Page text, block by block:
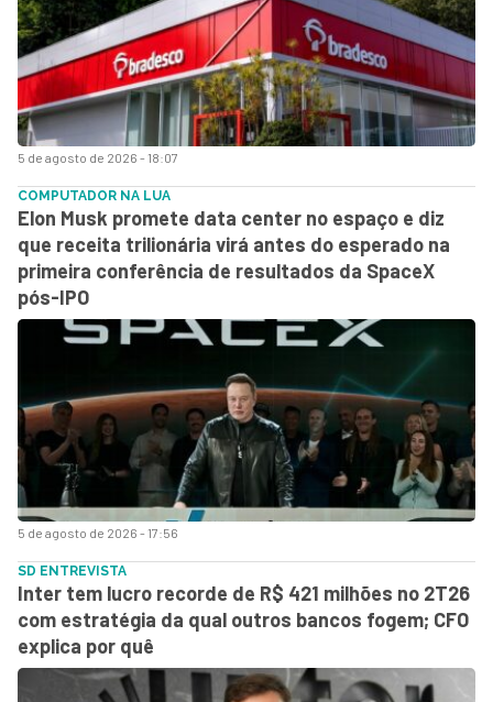
5 de agosto de 2026 - 18:07
5 de agosto de 2026 - 17:56
COMPUTADOR NA LUA
Elon Musk promete data center no espaço e diz
que receita trilionária virá antes do esperado na
primeira conferência de resultados da SpaceX
pós-IPO
SD ENTREVISTA
Inter tem lucro recorde de R$ 421 milhões no 2T26
com estratégia da qual outros bancos fogem; CFO
explica por quê